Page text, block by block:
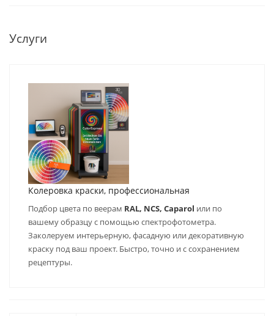
Услуги
Колеровка краски, профессиональная
Подбор цвета по веерам RAL, NCS, Caparol или по
вашему образцу с помощью спектрофотометра.
Заколеруем интерьерную, фасадную или декоративную
краску под ваш проект. Быстро, точно и с сохранением
рецептуры.